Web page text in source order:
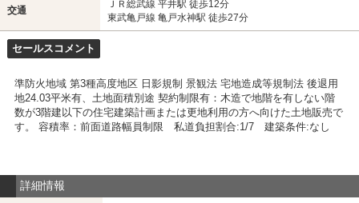
交通
ＪＲ総武線 平井駅 徒歩12分
東武亀戸線 亀戸水神駅 徒歩27分
セールスコメント
準防火地域 第3種高度地区 日影規制 景観法 宅地造成等規制法 後退用
地24.03平米有、土地面積別途 契約制限有：木造で地階を有しない階
数が3階建以下の住宅建築計画または更地利用の方へ向けた土地販売で
す。 容積率：前面道路幅員制限 私道負担割合:1/7 建築条件:なし
詳細情報